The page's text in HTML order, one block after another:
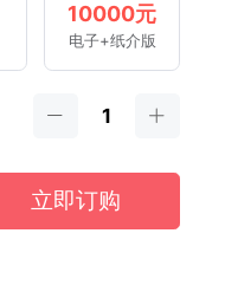
10000元
电子+纸介版
立即订购